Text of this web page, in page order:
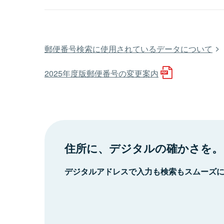
郵便番号検索に使用されているデータについて
2025年度版郵便番号の変更案内
住所に、デジタルの確かさを。
デジタルアドレスで入力も検索もスムーズ